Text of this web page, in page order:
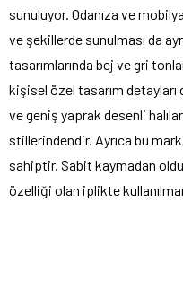
sunuluyor. Odanıza ve
ve şekillerde sunulması da
tasarımlarında bej ve gri
kişisel özel tasarım
ve geniş yaprak desenli
stillerindendir. Ayrıca bu
sahiptir. Sabit kaymadan
özelliği olan iplikte